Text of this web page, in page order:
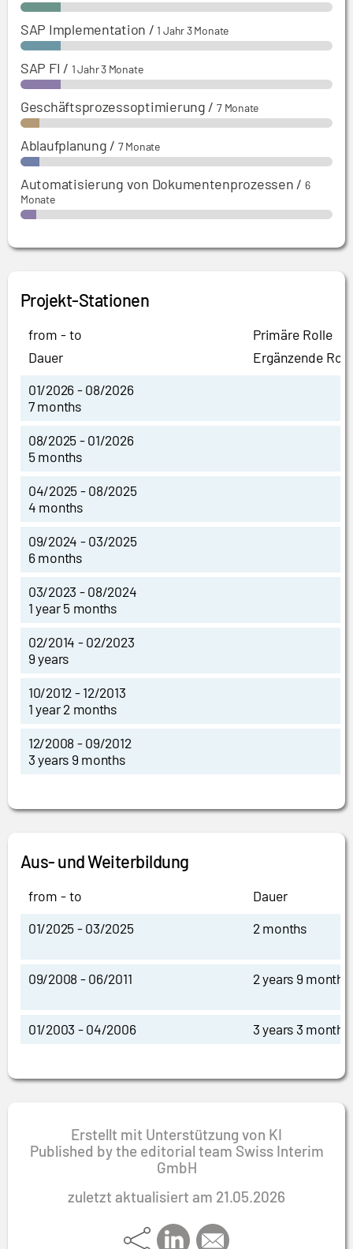
SAP Implementation /1 Jahr 3 Monate
SAP FI / 1 Jahr 3 Monate
Geschäftsprozessoptimierung / 7 Monate
Ablaufplanung / 7 Monate
Automatisierung von Dokumentenprozessen / 6
Monate
Projekt-Stationen
from - to
Dauer
Primäre Rolle
Ergänzende
01/2026 - 08/2026
7 months
08/2025 - 01/2026
5 months
04/2025 - 08/2025
4 months
09/2024 - 03/2025
6 months
03/2023 - 08/2024
1 year 5 months
02/2014 - 02/2023
9 years
10/2012 - 12/2013
1 year 2 months
12/2008 - 09/2012
3 years 9 months
Aus- und Weiterbildung
from - to
Dauer
01/2025 - 03/2025
2 months
09/2008 - 06/2011 2 years 9 months
01/2003 - 04/2006 3 years 3 months
Erstellt mit Unterstützung von KI
Published by the editorial team Swiss Interim
GmbH
zuletzt aktualisiert am 21.05.2026